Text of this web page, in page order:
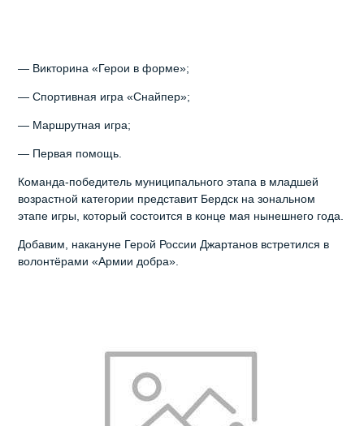
— Викторина «Герои в форме»;
— Спортивная игра «Снайпер»;
— Маршрутная игра;
— Первая помощь.
Команда-победитель муниципального этапа в младшей
возрастной категории представит Бердск на зональном
этапе игры, который состоится в конце мая нынешнего года.
Добавим, накануне Герой России Джартанов встретился в
волонтёрами «Армии добра».